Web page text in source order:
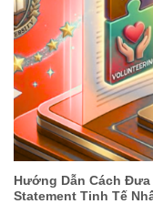
Hướng Dẫn Cách
Statement Tinh Tế